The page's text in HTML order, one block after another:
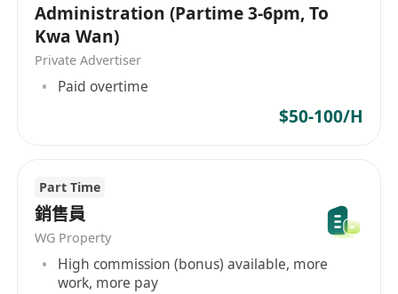
能配合營業需要輪值早晚班、假日及突發加班，
具備責任感與抗壓能力。
Administration (Partime 3-6pm, To
Kwa Wan)
Private Advertiser
Paid overtime
$50-100/H
Part Time
銷售員
WG Property
High commission (bonus) available, more
work, more pay